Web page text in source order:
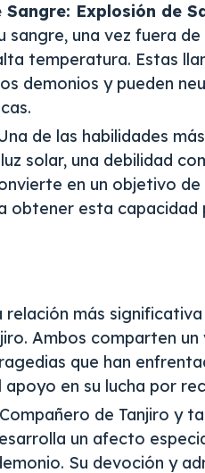
Explosión de
sangre, una vez fuera
temperatura. Estas
demonios y pueden
de las habilidades
solar, una debilidad
en un objetivo
obtener esta capacidad
relación más
Ambos comparten
que han
en su lucha por
de Tanjiro y
un afecto
Su devoción y